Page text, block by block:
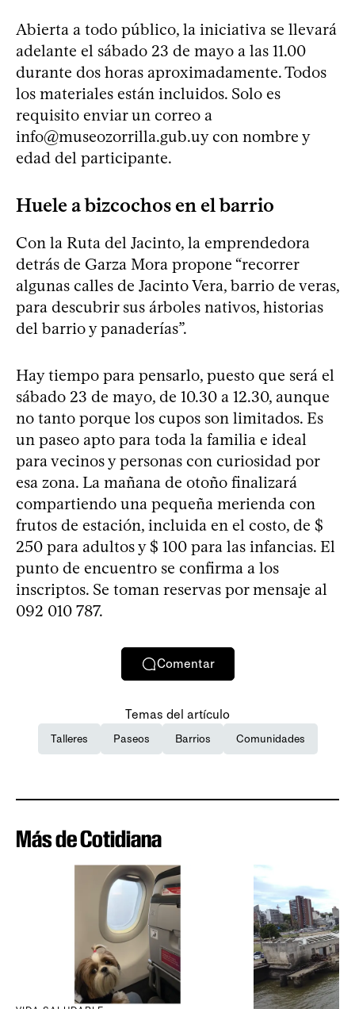
Abierta a todo público, la iniciativa se llevará
adelante el sábado 23 de mayo a las 11.00
durante dos horas aproximadamente. Todos
los materiales están incluidos. Solo es
requisito enviar un correo a
info@museozorrilla.gub.uycon nombre y
edad del participante.
Huele a bizcochos en el barrio
Con la Ruta del Jacinto, la emprendedora
detrás de Garza Mora propone “recorrer
algunas calles de Jacinto Vera, barrio de veras,
para descubrir sus árboles nativos, historias
del barrio y panaderías”.
Hay tiempo para pensarlo, puesto que será el
sábado 23 de mayo, de 10.30 a 12.30, aunque
no tanto porque los cupos son limitados. Es
un paseo apto para toda la familia e ideal
para vecinos y personas con curiosidad por
esa zona. La mañana de otoño finalizará
compartiendo una pequeña merienda con
frutos de estación, incluida en el costo, de $
250 para adultos y $ 100 para las infancias. El
punto de encuentro se confirma a los
inscriptos. Se toman reservas por mensaje al
092 010 787.
Comentar
Temas del artículo
Talleres Paseos Barrios Comunidades
Más de Cotidiana